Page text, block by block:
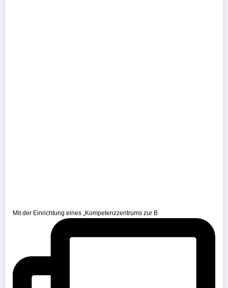
Mit der Einrichtung eines „Kompetenzzentrums zur B